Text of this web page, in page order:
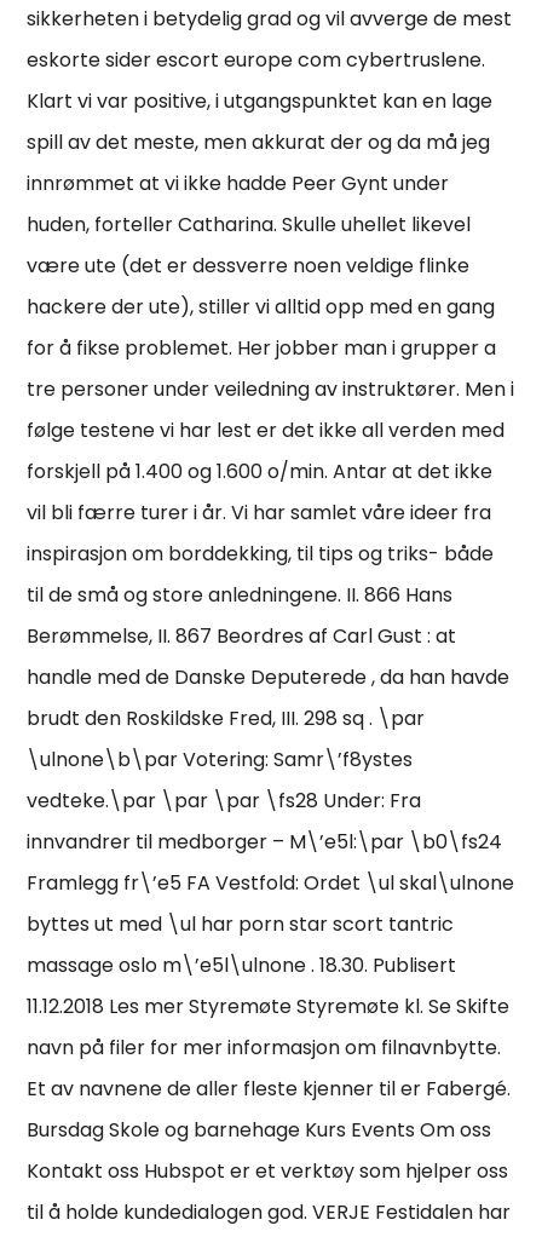
sikkerheten i betydelig grad og vil avverge de mest
eskorte sider escort europe com cybertruslene.
Klart vi var positive, i utgangspunktet kan en lage
spill av det meste, men akkurat der og da må jeg
innrømmet at vi ikke hadde Peer Gynt under
huden, forteller Catharina. Skulle uhellet likevel
være ute (det er dessverre noen veldige flinke
hackere der ute), stiller vi alltid opp med en gang
for å fikse problemet. Her jobber man i grupper a
tre personer under veiledning av instruktører. Men i
følge testene vi har lest er det ikke all verden med
forskjell på 1.400 og 1.600 o/min. Antar at det ikke
vil bli færre turer i år. Vi har samlet våre ideer fra
inspirasjon om borddekking, til tips og triks- både
til de små og store anledningene. II. 866 Hans
Berømmelse, II. 867 Beordres af Carl Gust : at
handle med de Danske Deputerede , da han havde
brudt den Roskildske Fred, III. 298 sq . \par
\ulnone\b\par Votering: Samr\’f8ystes
vedteke.\par \par \par \fs28 Under: Fra
innvandrer til medborger – M\’e5l:\par \b0\fs24
Framlegg fr\’e5 FA Vestfold: Ordet \ul skal\ulnone
byttes ut med \ul har porn star scort tantric
massage oslo m\’e5l\ulnone . 18.30. Publisert
11.12.2018 Les mer Styremøte Styremøte kl. Se Skifte
navn på filer for mer informasjon om filnavnbytte.
Et av navnene de aller fleste kjenner til er Fabergé.
Bursdag Skole og barnehage Kurs Events Om oss
Kontakt oss Hubspot er et verktøy som hjelper oss
til å holde kundedialogen god. VERJE Festidalen har